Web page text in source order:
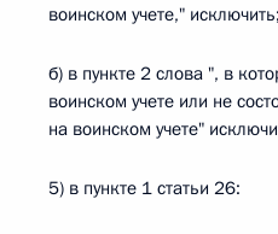
воинском учете," исключить;
б) в пункте 2 слова ", в
воинском учете или не
на воинском учете"
5) в пункте 1 статьи 26: